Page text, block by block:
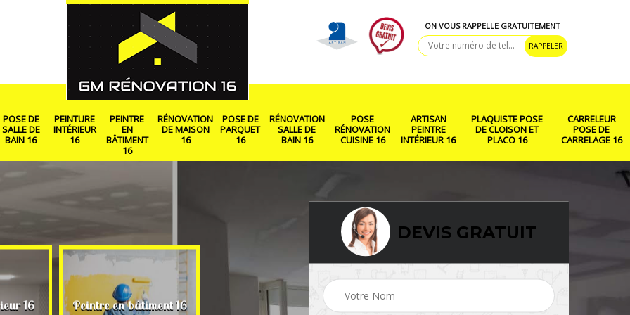
ON VOUS RAPPELLE GRATUITEMENT
POSE DE
SALLE DE
BAIN 16
PEINTURE
INTÉRIEUR
16
PEINTRE
EN
BÂTIMENT
16
RÉNOVATION
DE MAISON
16
POSE DE
PARQUET
16
RÉNOVATION
SALLE DE
BAIN 16
POSE
RÉNOVATION
CUISINE 16
ARTISAN
PEINTRE
INTÉRIEUR 16
PLAQUISTE POSE
DE CLOISON ET
PLACO 16
CARRELEUR
POSE DE
CARRELAGE 16
16 Peintre en bâtiment 16 Rénovation de maison
16 Pose de parquet 16 Rénovation salle de
DEVIS GRATUIT